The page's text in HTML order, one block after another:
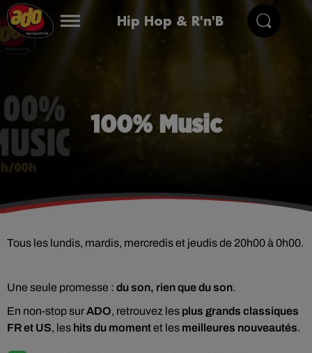
Hip Hop & R'n'B
100% Music
Tous les lundis, mardis, mercredis et jeudis de 20h00 à 0h00.
Une seule promesse : du son, rien que du son.
En non-stop surADO, retrouvez les plus grands classiques
FR et US, les hits du momentet les meilleures nouveautés.